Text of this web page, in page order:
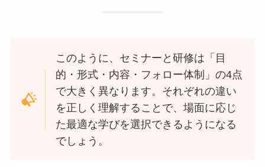
このように、セミナーと研修は「目
的・形式・内容・フォロー体制」の4点
で大きく異なります。それぞれの違い
を正しく理解することで、場面に応じ
た最適な学びを選択できるようになる
でしょう。